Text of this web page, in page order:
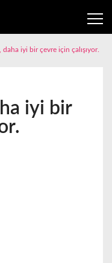
iyi bir çevre için çalışıyor.
iyi bir